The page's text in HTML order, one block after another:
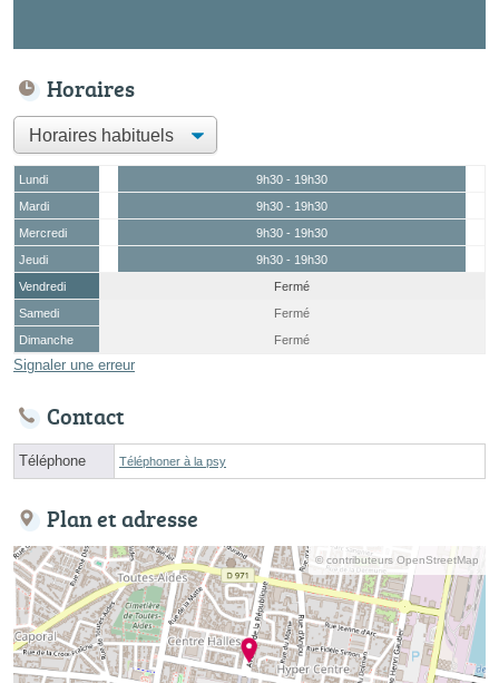
Horaires
Lundi
9h30 - 19h30
Mardi
9h30 - 19h30
Mercredi
9h30 - 19h30
Jeudi
9h30 - 19h30
Vendredi
Fermé
Samedi
Fermé
Dimanche
Fermé
Signaler une erreur
Contact
Téléphone Téléphoner à la psy
Plan et adresse
© contributeurs OpenStreetMap